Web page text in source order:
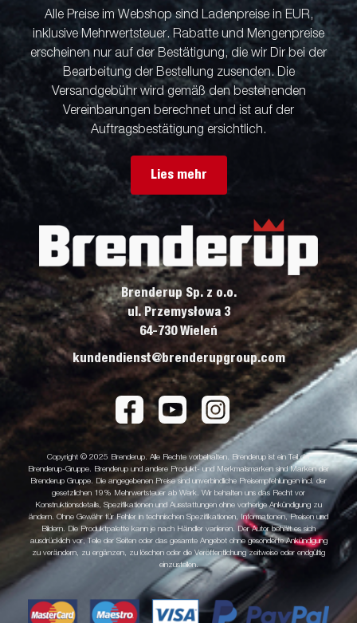
Alle Preise im Webshop sind Ladenpreise in EUR,
inklusive Mehrwertsteuer. Rabatte und Mengenpreise
erscheinen nur auf der Bestätigung, die wir Dir bei der
Bearbeitung der Bestellung zusenden. Die
Versandgebühr wird gemäß den bestehenden
Vereinbarungen berechnet und ist auf der
Auftragsbestätigung ersichtlich.
Lies mehr
Brenderup Sp. z o.o.
ul. Przemysłowa 3
64-730 Wieleń
kundendienst@brenderupgroup.com
Copyright © 2025 Brenderup. Alle Rechte vorbehalten. Brenderup ist ein Teil der
Brenderup-Gruppe. Brenderup und andere Produkt- und Merkmalsmarken sind Marken der
Brenderup Gruppe. Die angegebenen Preise sind unverbindliche Preisempfehlungen incl. der
gesetzlichen 19% Mehrwertsteuer ab Werk. Wir behalten uns das Recht vor
Konstruktionsdetails, Spezifikationen und Ausstattungen ohne vorherige Ankündigung zu
ändern. Ohne Gewähr für Fehler in technischen Spezifikationen, Informationen, Preisen und
Bildern. Die Produktpalette kann je nach Händler variieren. Der Autor behält es sich
ausdrücklich vor, Teile der Seiten oder das gesamte Angebot ohne gesonderte Ankündigung
zu verändern, zu ergänzen, zu löschen oder die Veröffentlichung zeitweise oder endgültig
einzustellen.